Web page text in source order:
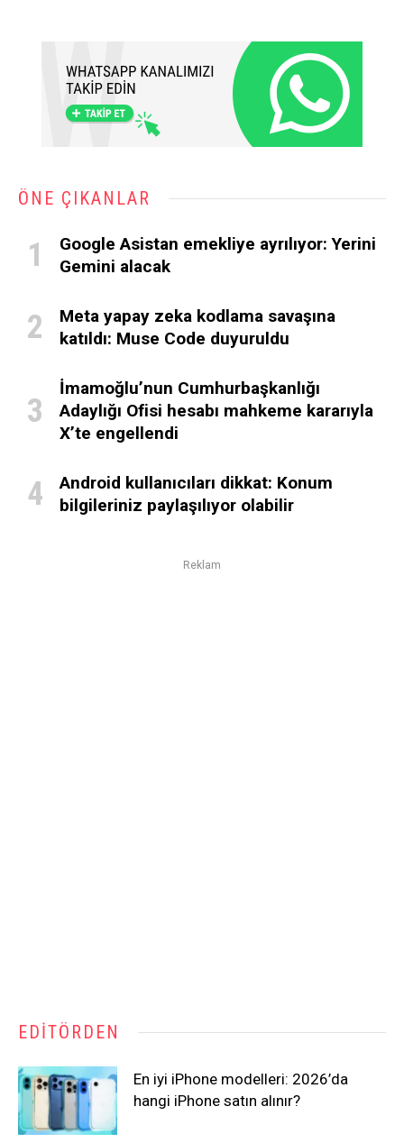
ÖNE ÇIKANLAR
Google Asistan emekliye ayrılıyor: Yerini
Gemini alacak
Meta yapay zeka kodlama savaşına
katıldı: Muse Code duyuruldu
İmamoğlu’nun Cumhurbaşkanlığı
Adaylığı Ofisi hesabı mahkeme kararıyla
X’te engellendi
Android kullanıcıları dikkat: Konum
bilgileriniz paylaşılıyor olabilir
Reklam
EDITÖRDEN
En iyi iPhone modelleri: 2026’da
hangi iPhone satın alınır?